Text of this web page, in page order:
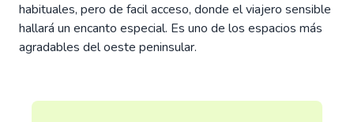
habituales, pero de facil acceso, donde el viajero sensible
hallará un encanto especial. Es uno de los espacios más
agradables del oeste peninsular.